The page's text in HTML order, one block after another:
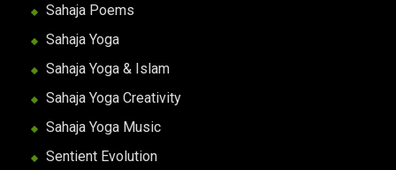
Sahaja Poems
Sahaja Yoga
Sahaja Yoga & Islam
Sahaja Yoga Creativity
Sahaja Yoga Music
Sentient Evolution